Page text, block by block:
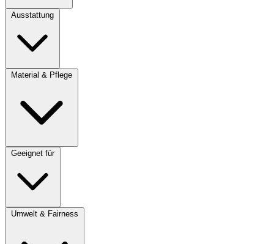
Ausstattung
Material & Pflege
Geeignet für
Umwelt & Fairness